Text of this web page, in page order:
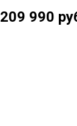
209 990